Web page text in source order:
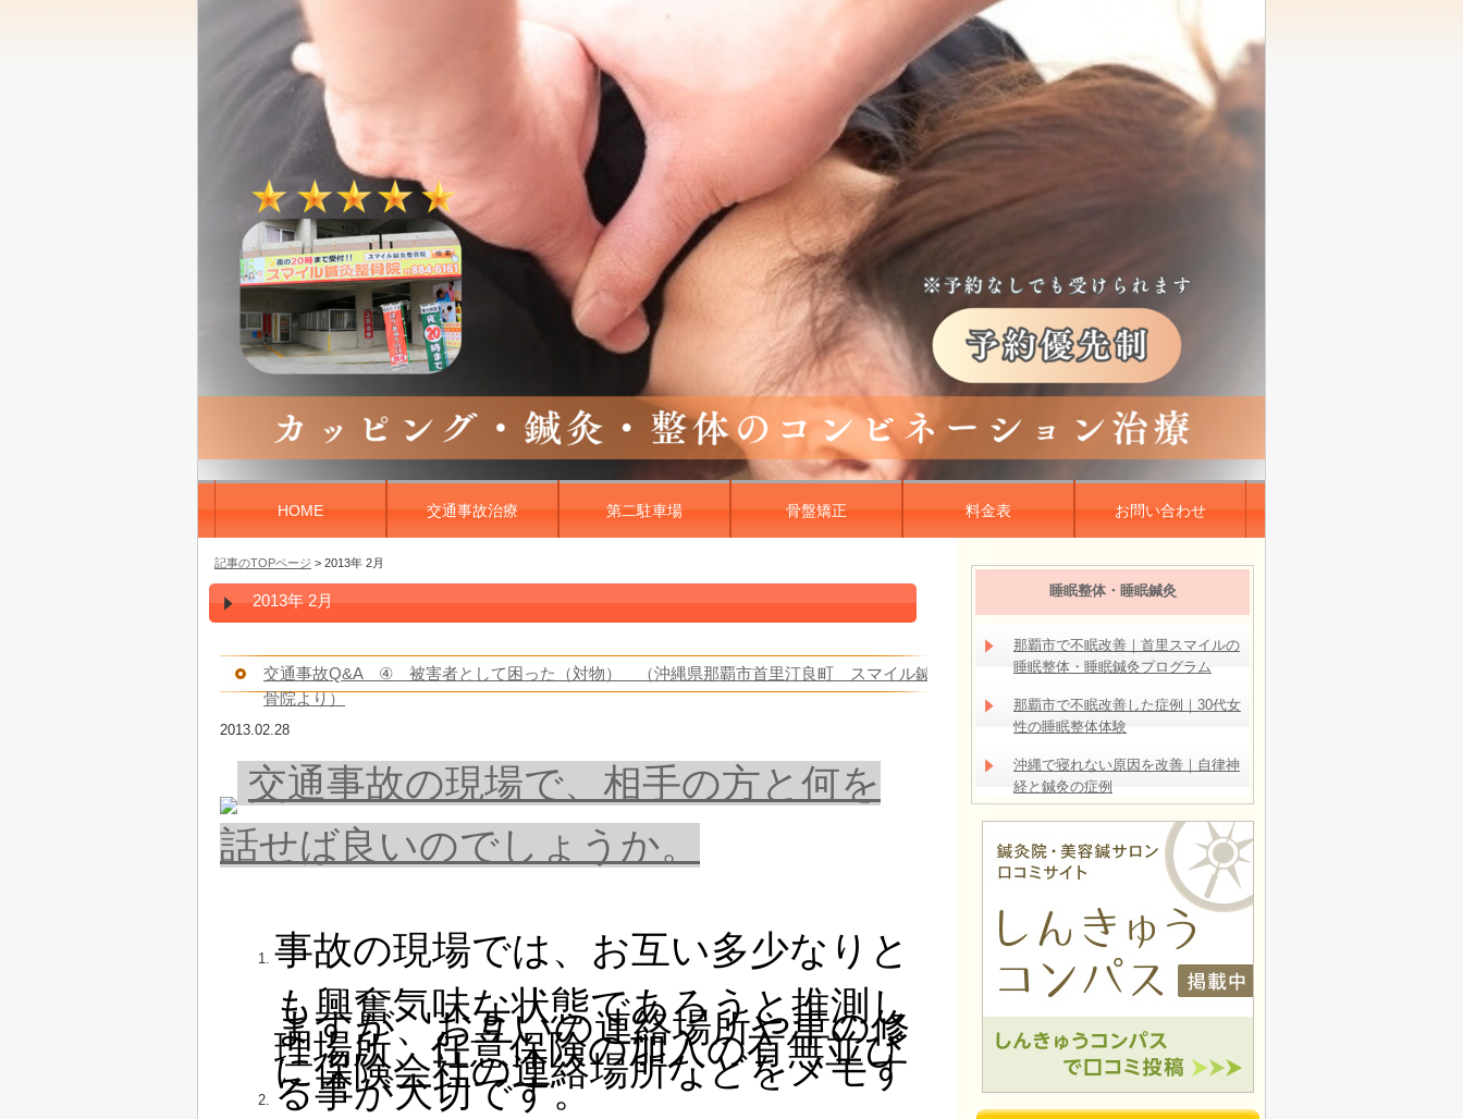
HOME 交通事故治療 第二駐車場 骨盤矯正 料金表 お問い合わせ
記事のTOPページ > 2013年 2月
2013年 2月
交通事故Q&A ④ 被害者として困った（対物） （沖縄県那覇市首里汀良町 スマイル鍼灸整
骨院より）
2013.02.28
交通事故の現場で、相手の方と何を
話せば良いのでしょうか。
事故の現場では、お互い多少なりと
も興奮気味な状態であろうと推測し
ますが、お互いの連絡場所や車の修
理場所、任意保険の加入の有無並び
に保険会社の連絡場所などをメモす
る事が大切です。
睡眠整体・睡眠鍼灸
那覇市で不眠改善｜首里スマイルの
睡眠整体・睡眠鍼灸プログラム
那覇市で不眠改善した症例｜30代女
性の睡眠整体体験
沖縄で寝れない原因を改善｜自律神
経と鍼灸の症例